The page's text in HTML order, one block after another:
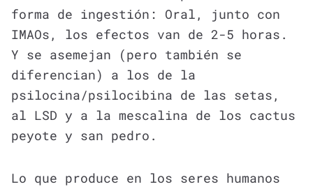
forma de ingestión: Oral, junto con
IMAOs, los efectos van de 2-5 horas.
Y se asemejan (pero también se
diferencian) a los de la
psilocina/psilocibina de las setas,
al LSD y a la mescalina de los cactus
peyote y san pedro.
Lo que produce en los seres humanos